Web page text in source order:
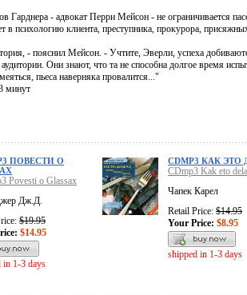
Гарднера - адвокат Перри Мейсон - не ограничивается
в психологию клиента, преступника, прокурора,
- пояснил Мейсон. - Учтите, Эверли, успеха
аудитории. Они знают, что та не способна долгое время
пьеса наверняка провалится..."
минут
ПОВЕСТИ О
Povesti o Glassax
Дж.Д.
$19.95
$14.95
in 1-3 days
CDMP3 КАК ЭТО
CDmp3 Kak eto
Чапек Карел
Retail Price: $14.95
Your Price: $8.95
shipped in 1-3 days